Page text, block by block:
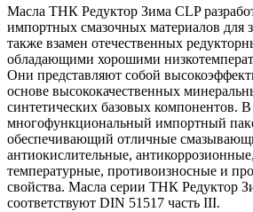
Масла ТНК Редуктор Зима CLP
импортных смазочных материалов для
также взамен отечественных
обладающими хорошими
Они представляют собой
основе высококачественных
синтетических базовых компонентов. В
многофункциональный импортный
обеспечивающий отличные
антиокислительные,
температурные, противоизносные и
свойства. Масла серии ТНК Редуктор
соответствуют DIN 51517 часть III.